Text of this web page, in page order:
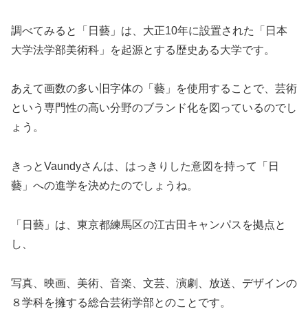
調べてみると「日藝」は、大正10年に設置された「日本
大学法学部美術科」を起源とする歴史ある大学です。
あえて画数の多い旧字体の「藝」を使用することで、芸術
という専門性の高い分野のブランド化を図っているのでし
ょう。
きっとVaundyさんは、はっきりした意図を持って「日
藝」への進学を決めたのでしょうね。
「日藝」は、東京都練馬区の江古田キャンパスを拠点と
し、
写真、映画、美術、音楽、文芸、演劇、放送、デザインの
８学科を擁する総合芸術学部とのことです。